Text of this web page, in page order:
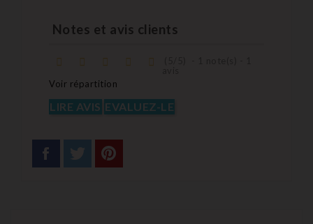
Notes et avis clients
Voir répartition
LIRE AVIS EVALUEZ-LE